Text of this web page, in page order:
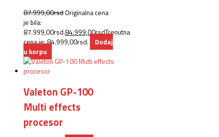
87.999,00rsd Originalna cena
je bila:
87.999,00rsd.84.999,00rsdTrenutna
cena je: 84.999,00rsd.
Dodaj
u korpu
Valeton GP-100
Multi effects
procesor